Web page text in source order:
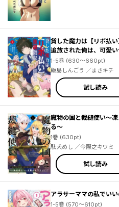
貸した魔力は【リボ払
追放された俺は、可愛
力を運用して最強を目指
1-5巻 (630～660pt)
飯島しんごう ／まさキチ
試し読み
魔物の国と裁縫使い～
る～
1巻 (630pt)
駄犬めし ／今際之キワミ
試し読み
アラサーママの私でいい
1-5巻 (570～610pt)